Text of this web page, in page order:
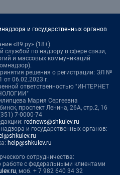
и государственных органов
«89.ру» (18+).
службой по надзору в сфере связи,
и массовых коммуникаций
решения о регистрации: ЭЛ №
от 06.02.2023 г.
ответственностью "ИНТЕРНЕТ
Мария Сергеевна
проспект Ленина, 26А, стр.2, 16
7-0000-74
rednews@shkulev.ru
и государственных органов:
help@shkulev.ru
сотрудничества:
с федеральными клиентами
, моб. + 7 982 640 34 32